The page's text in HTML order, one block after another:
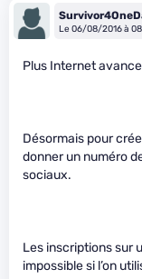
Le 06/08/2016 à
Plus Internet
Désormais pour
donner un numéro
sociaux.
Les inscriptions sur
impossible si l’on